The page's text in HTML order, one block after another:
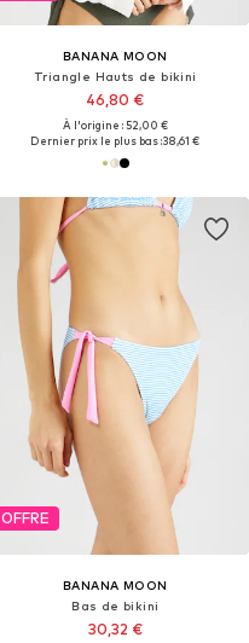
BANANA MOON
Triangle Hauts de bikini
46,80 €
À l'origine : 52,00 €
Dernier prix le plus bas :38,61 €
OFFRE
BANANA MOON
Bas de bikini
30,32 €